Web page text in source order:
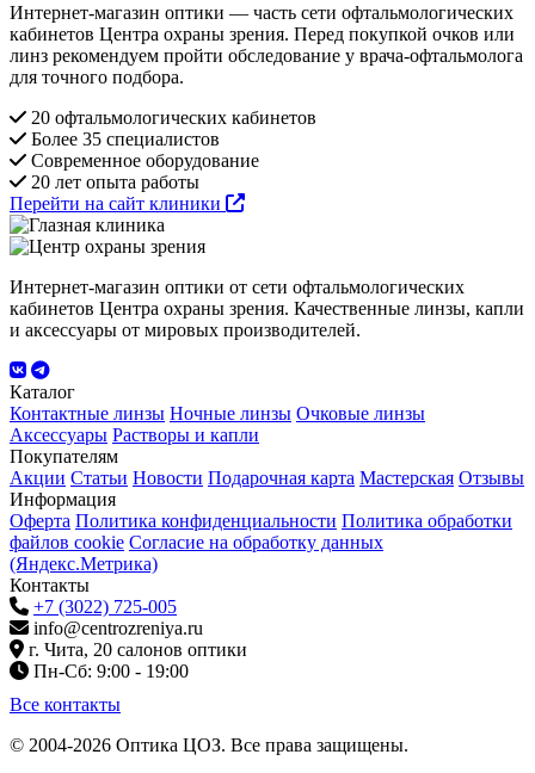
Интернет-магазин оптики — часть сети офтальмологических
кабинетов Центра охраны зрения. Перед покупкой очков или
линз рекомендуем пройти обследование у врача-офтальмолога
для точного подбора.
20 офтальмологических кабинетов
Более 35 специалистов
Современное оборудование
20 лет опыта работы
Перейти на сайт клиники
Интернет-магазин оптики от сети офтальмологических
кабинетов Центра охраны зрения. Качественные линзы, капли
и аксессуары от мировых производителей.
Каталог
Контактные линзы Ночные линзы Очковые линзы
Аксессуары Растворы и капли
Покупателям
Акции Статьи Новости Подарочная карта Мастерская Отзывы
Информация
Оферта Политика конфиденциальности Политика обработки
файлов cookie Согласие на обработку данных
(Яндекс.Метрика)
Контакты
+7 (3022) 725-005
info@centrozreniya.ru
г. Чита, 20 салонов оптики
Пн-Сб: 9:00 - 19:00
Все контакты
© 2004-2026 Оптика ЦОЗ. Все права защищены.